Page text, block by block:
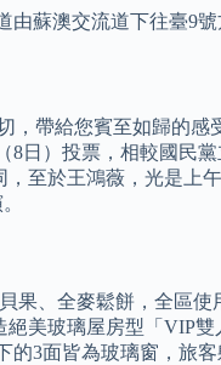
由蘇澳交流道下往臺9
，帶給您賓至如歸的感
8日）投票，相較國民
至於王鴻薇，光是上
果、全麥鬆餅，全區使
美玻璃屋房型「VIP
3面皆為玻璃窗，旅客